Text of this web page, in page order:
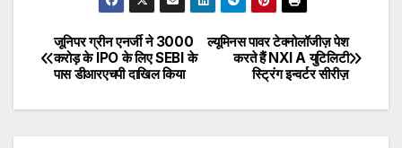
Post
navigation
ल्यूमिनस पावर टेक्नोलॉजीज़ पेश
करते हैं NXI A युटिलिटी
स्ट्रिंग इन्वर्टर सीरीज़
जूनिपर ग्रीन एनर्जी ने ₹3000
करोड़ के IPO के लिए SEBI के
पास डीआरएचपी दाखिल किया